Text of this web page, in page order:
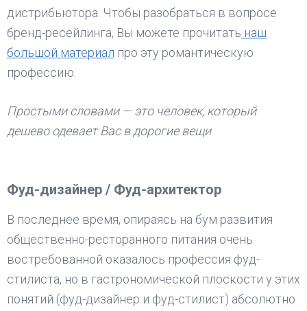
дистрибьютора. Чтобы разобраться в вопросе
бренд-ресейлинга, Вы можете прочитать наш
большой материал про эту романтическую
профессию.
Простыми словами — это человек, который
дешево одевает Вас в дорогие вещи
Фуд-дизайнер / Фуд-архитектор
В последнее время, опираясь на бум развития
общественно-ресторанного питания очень
востребованной оказалось профессия фуд-
стилиста, но в гастрономической плоскости у этих
понятий (фуд-дизайнер и фуд-стилист) абсолютно